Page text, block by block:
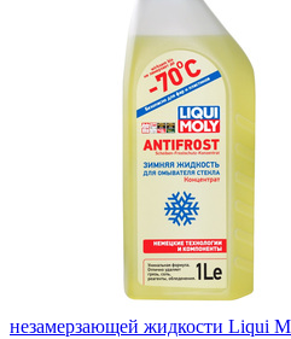
незамерзающей жидкости Liqui